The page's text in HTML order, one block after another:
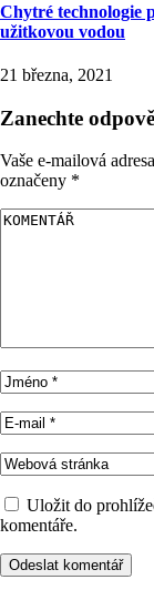
Chytré technologie
užitkovou vodou
21 března, 2021
Zanechte
Vaše e-mailová
označeny *
Uložit do
komentáře.